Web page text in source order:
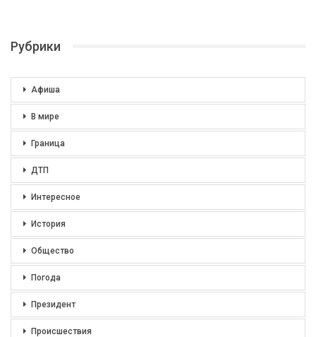
Рубрики
Афиша
В мире
Граница
ДТП
Интересное
История
Общество
Погода
Президент
Происшествия